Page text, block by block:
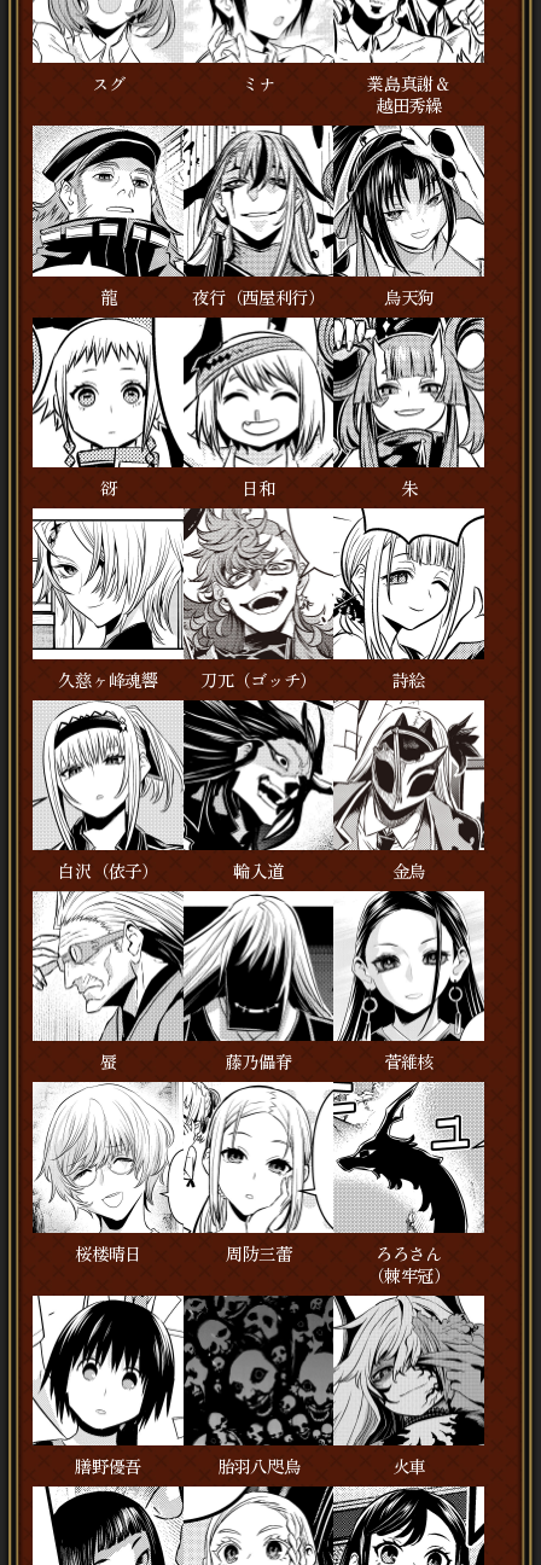
スグ ミナ
業島真謝＆
越田秀繰
龍 夜行（西屋利行） 烏天狗
谺 日和 朱
久慈ヶ峰魂響 刀兀（ゴッチ） 詩絵
白沢（依子） 輪入道 金烏
蜃 藤乃儡脊 菅維核
桜楼晴日 周防三蕾
ろろさん
（棘牢冠）
膳野優吾 胎羽八咫烏 火車